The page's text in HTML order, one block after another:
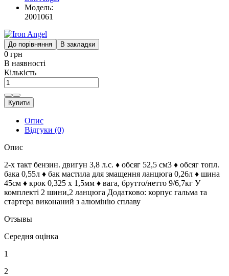
Модель:
2001061
До порівняння В закладки
0 грн
В наявності
Кількість
Купити
Опис
Відгуки (0)
Опис
2-х такт бензин. двигун 3,8 л.с. ♦ обсяг 52,5 см3 ♦ обсяг топл.
бака 0,55л ♦ бак мастила для змащення ланцюга 0,26л ♦ шина
45см ♦ крок 0,325 х 1,5мм ♦ вага, брутто/нетто 9/6,7кг У
комплекті 2 шини,2 ланцюга Додатково: корпус гальма та
стартера виконаний з алюмінію сплаву
Отзывы
Середня оцінка
1
2